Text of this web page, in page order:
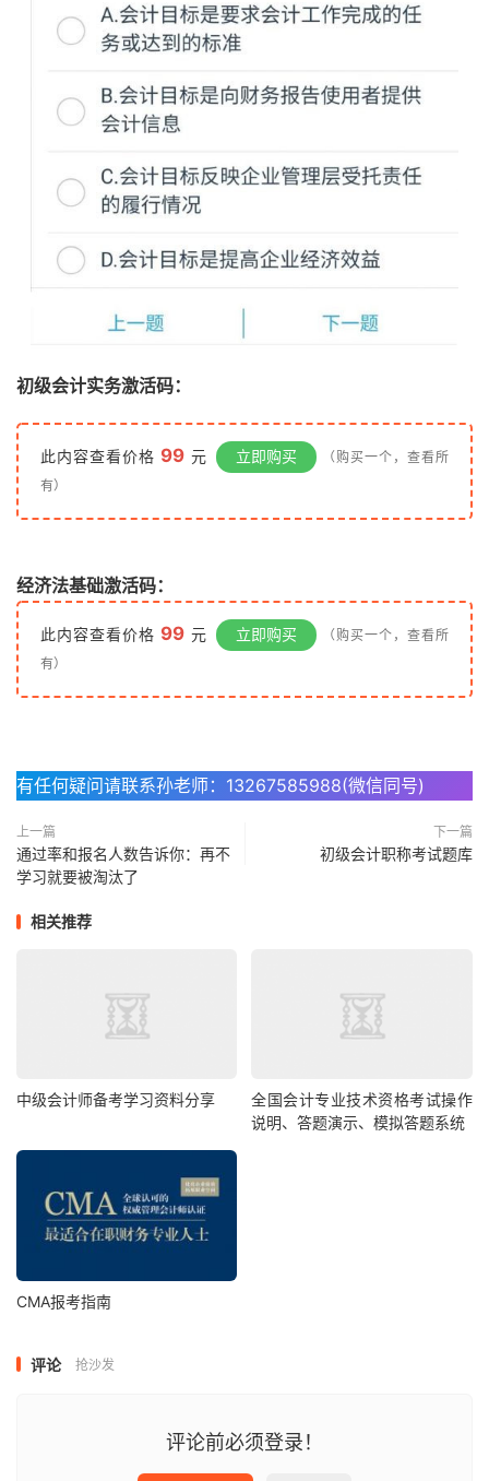
初级会计实务激活码：
此内容查看价格 99 元 立即购买
（购买一个，查看所
有）
经济法基础激活码：
此内容查看价格 99 元 立即购买
（购买一个，查看所
有）
有任何疑问请联系孙老师：13267585988(微信同号)
上一篇
通过率和报名人数告诉你：再不
学习就要被淘汰了
下一篇
初级会计职称考试题库
相关推荐
中级会计师备考学习资料分享
全国会计专业技术资格考试操作
说明、答题演示、模拟答题系统
CMA报考指南
评论 抢沙发
评论前必须登录！